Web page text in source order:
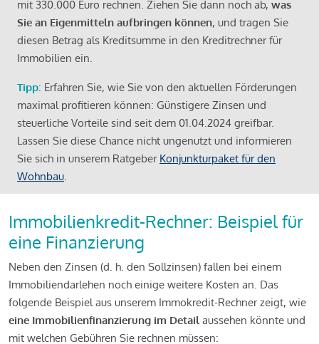
mit 330.000 Euro rechnen. Ziehen Sie dann noch ab, was
Sie an Eigenmitteln aufbringen können, und tragen Sie
diesen Betrag als Kreditsumme in den Kreditrechner für
Immobilien ein.
Tipp: Erfahren Sie, wie Sie von den aktuellen Förderungen
maximal profitieren können: Günstigere Zinsen und
steuerliche Vorteile sind seit dem 01.04.2024 greifbar.
Lassen Sie diese Chance nicht ungenutzt und informieren
Sie sich in unserem Ratgeber Konjunkturpaket für den
Wohnbau.
Immobilienkredit-Rechner: Beispiel für
eine Finanzierung
Neben den Zinsen (d. h. den Sollzinsen) fallen bei einem
Immobiliendarlehen noch einige weitere Kosten an. Das
folgende Beispiel aus unserem Immokredit-Rechner zeigt, wie
eine Immobilienfinanzierung im Detail aussehen könnte und
mit welchen Gebühren Sie rechnen müssen: